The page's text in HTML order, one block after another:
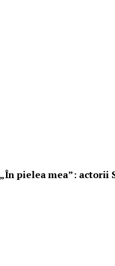
pielea mea”: actorii